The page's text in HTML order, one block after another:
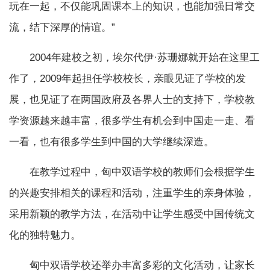
玩在一起，不仅能巩固课本上的知识，也能加强日常交
流，结下深厚的情谊。”
2004年建校之初，埃尔代伊·苏珊娜就开始在这里工
作了，2009年起担任学校校长，亲眼见证了学校的发
展，也见证了在两国政府及各界人士的支持下，学校教
学资源越来越丰富，很多学生有机会到中国走一走、看
一看，也有很多学生到中国的大学继续深造。
在教学过程中，匈中双语学校的教师们会根据学生
的兴趣安排相关的课程和活动，注重学生的亲身体验，
采用新颖的教学方法，在活动中让学生感受中国传统文
化的独特魅力。
匈中双语学校还举办丰富多彩的文化活动，让家长